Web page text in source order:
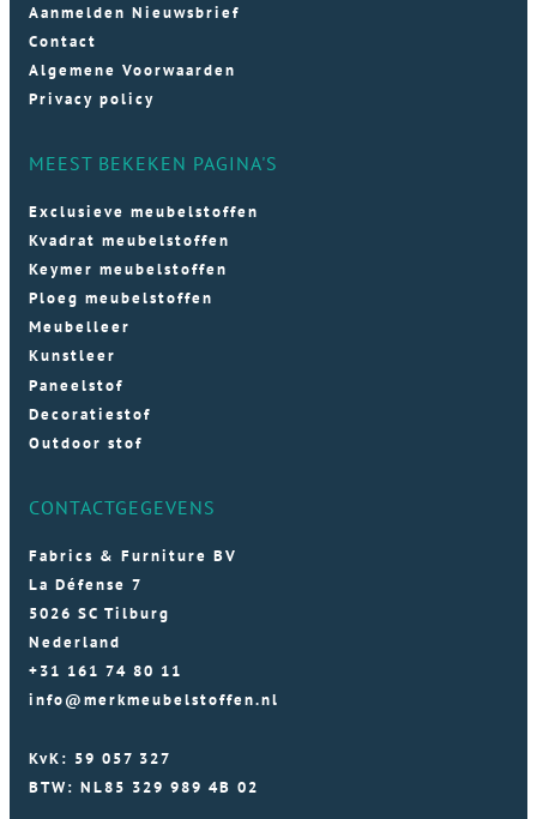
Aanmelden Nieuwsbrief
Contact
Algemene Voorwaarden
Privacy policy
MEEST BEKEKEN PAGINA'S
Exclusieve meubelstoffen
Kvadrat meubelstoffen
Keymer meubelstoffen
Ploeg meubelstoffen
Meubelleer
Kunstleer
Paneelstof
Decoratiestof
Outdoor stof
CONTACTGEGEVENS
Fabrics & Furniture BV
La Défense 7
5026 SC Tilburg
Nederland
+31 161 74 80 11
info@merkmeubelstoffen.nl
KvK: 59 057 327
BTW: NL85 329 989 4B 02